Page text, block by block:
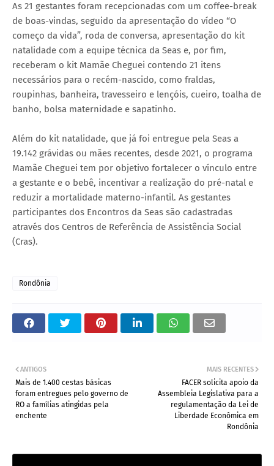
As 21 gestantes foram recepcionadas com um coffee-break
de boas-vindas, seguido da apresentação do vídeo “O
começo da vida”, roda de conversa, apresentação do kit
natalidade com a equipe técnica da Seas e, por fim,
receberam o kit Mamãe Cheguei contendo 21 itens
necessários para o recém-nascido, como fraldas,
roupinhas, banheira, travesseiro e lençóis, cueiro, toalha de
banho, bolsa maternidade e sapatinho.
Além do kit natalidade, que já foi entregue pela Seas a
19.142 grávidas ou mães recentes, desde 2021, o programa
Mamãe Cheguei tem por objetivo fortalecer o vínculo entre
a gestante e o bebê, incentivar a realização do pré-natal e
reduzir a mortalidade materno-infantil. As gestantes
participantes dos Encontros da Seas são cadastradas
através dos Centros de Referência de Assistência Social
(Cras).
Rondônia
MAIS RECENTES
FACER solicita apoio da
Assembleia Legislativa para a
regulamentação da Lei de
Liberdade Econômica em
Rondônia
ANTIGOS
Mais de 1.400 cestas básicas
foram entregues pelo governo de
RO a famílias atingidas pela
enchente